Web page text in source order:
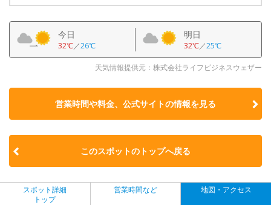
今日
32℃／26℃
明日
32℃／25℃
天気情報提供元：株式会社ライフビジネスウェザー
営業時間や料金、公式サイトの情報を見る
このスポットのトップへ戻る
スポット詳細
トップ
営業時間など 地図・アクセス